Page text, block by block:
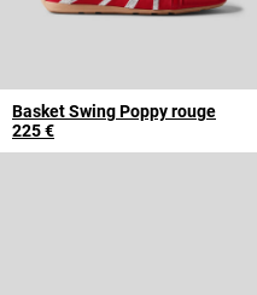
Basket Swing Poppy rouge
225 €